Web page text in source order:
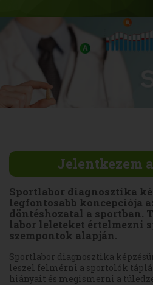
Jelentkezem
Sportlabor diagnosztika
legfontosabb koncepciója
döntéshozatal a sportban.
labor leleteket értelmezni
szempontok alapján.
Sportlabor diagnosztika
leszel felmérni a sportolók
hiányait és megismerni a